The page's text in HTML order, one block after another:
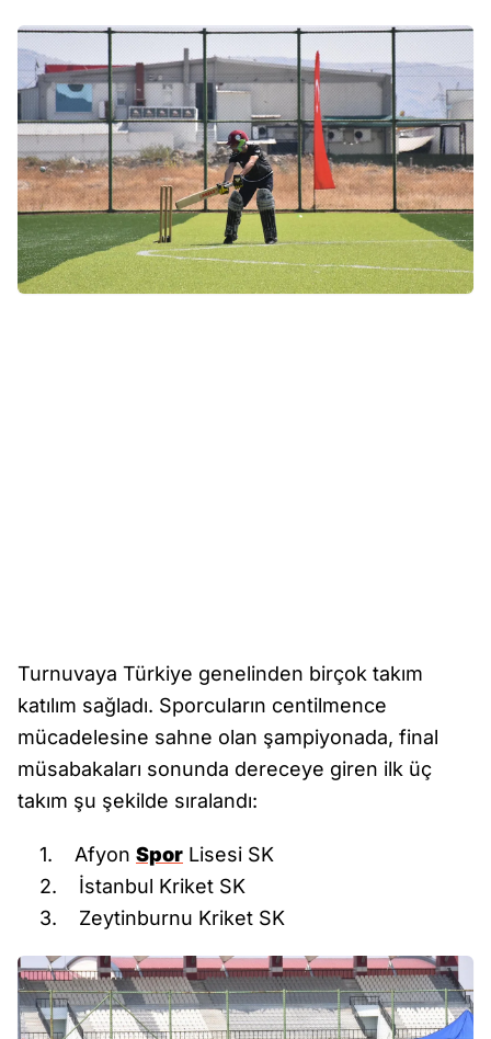
Turnuvaya Türkiye genelinden birçok takım
katılım sağladı. Sporcuların centilmence
mücadelesine sahne olan şampiyonada, final
müsabakaları sonunda dereceye giren ilk üç
takım şu şekilde sıralandı:
1. Afyon Spor Lisesi SK
2. İstanbul Kriket SK
3. Zeytinburnu Kriket SK